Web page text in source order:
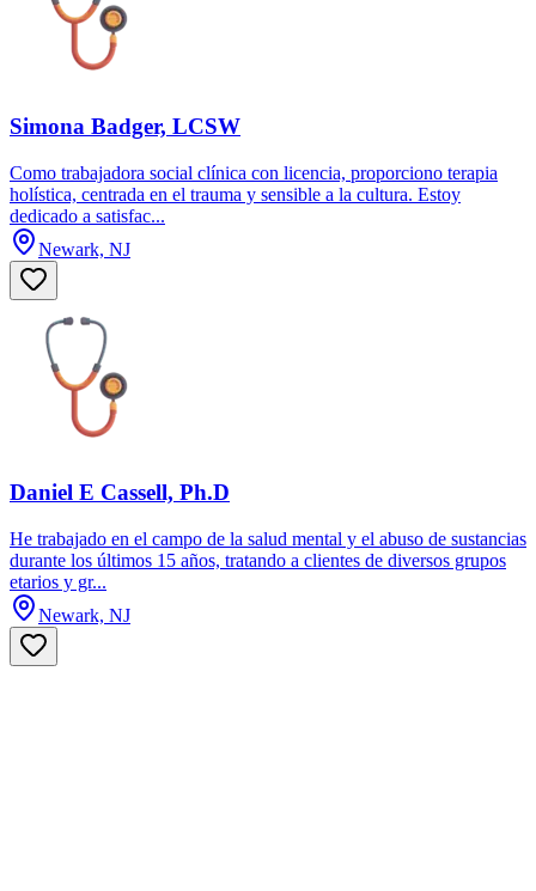
Simona Badger, LCSW
Como trabajadora social clínica con licencia, proporciono terapia
holística, centrada en el trauma y sensible a la cultura. Estoy
dedicado a satisfac...
Newark, NJ
Daniel E Cassell, Ph.D
He trabajado en el campo de la salud mental y el abuso de sustancias
durante los últimos 15 años, tratando a clientes de diversos grupos
etarios y gr...
Newark, NJ